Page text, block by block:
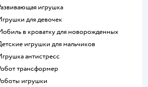
Развивающая игрушка
Игрушки для девочек
Мобиль в кроватку для новорожденных
Детские игрушки для мальчиков
Игрушка антистресс
Робот трансформер
Роботы игрушки